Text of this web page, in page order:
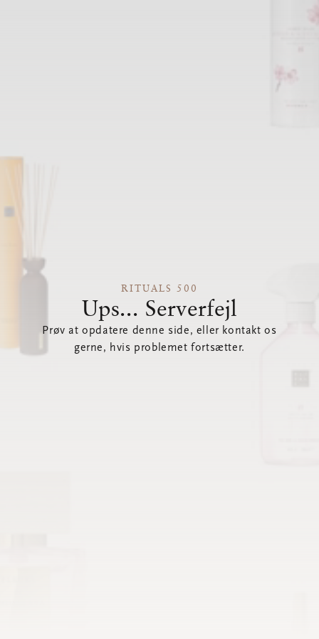
RITUALS 500
Ups... Serverfejl
Prøv at opdatere denne side, eller kontakt os
gerne, hvis problemet fortsætter.